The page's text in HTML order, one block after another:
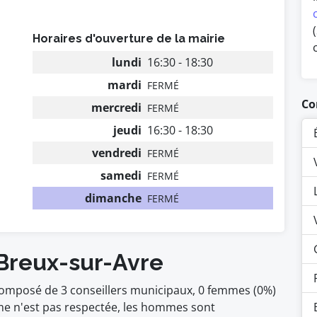
Horaires d'ouverture de la mairie
lundi 16:30 - 18:30
mardi FERMÉ
mercredi FERMÉ
jeudi 16:30 - 18:30
vendredi FERMÉ
samedi FERMÉ
dimanche FERMÉ
sur-Avre
de 3 conseillers municipaux, 0 femmes (0%)
n'est pas respectée, les hommes sont